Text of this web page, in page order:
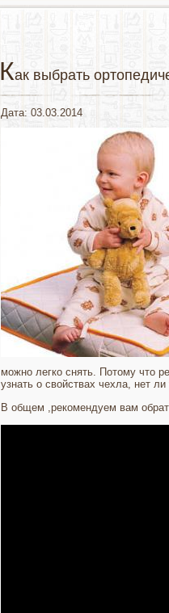
Как выбрать
Дата: 03.03.2014
можно легко снять. Потому что
узнать о свойствах чехла, нет
В общем ,рекомендуем вам